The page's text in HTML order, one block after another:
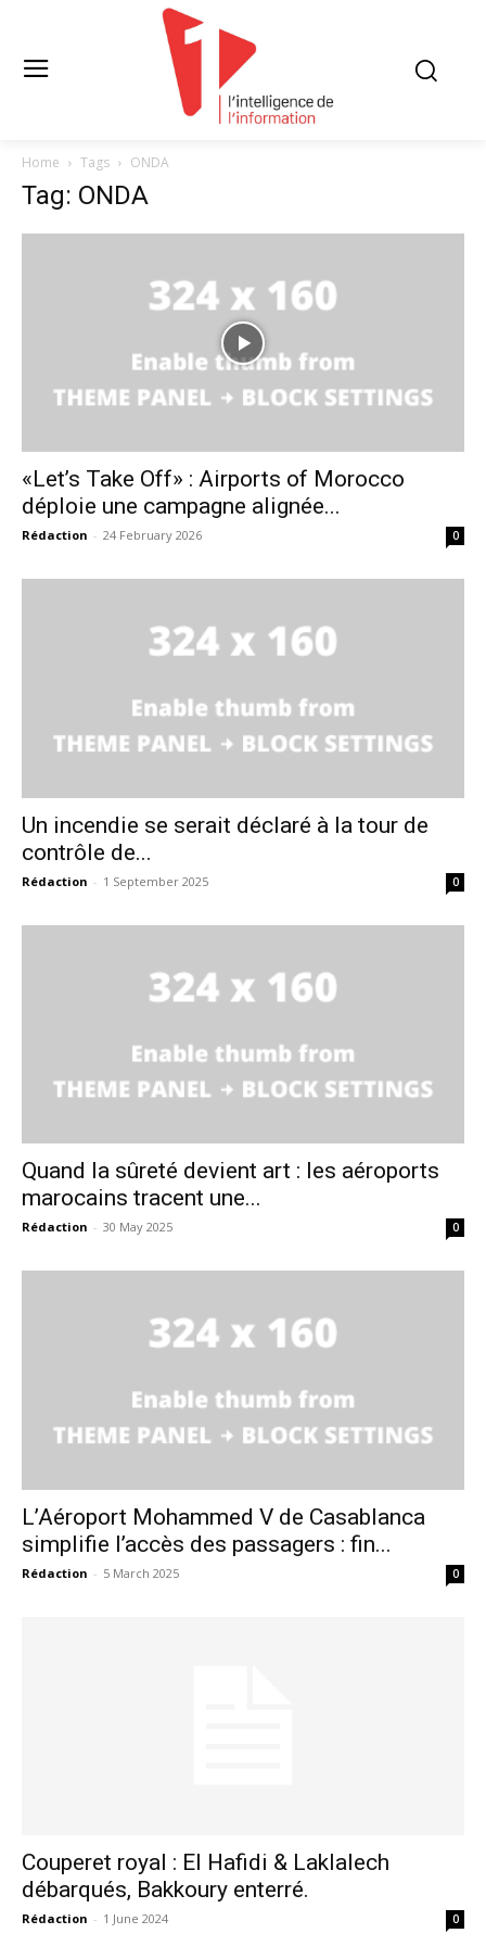
le1.ma
l'intelligence de
Home Tags ONDA
Tag: ONDA
«Let’s Take Off» : Airports of Morocco
déploie une campagne alignée...
Rédaction - 24 February 2026 0
Un incendie se serait déclaré à la tour de
contrôle de...
Rédaction - 1 September 2025 0
Quand la sûreté devient art : les aéroports
marocains tracent une...
Rédaction - 30 May 2025 0
L’Aéroport Mohammed V de Casablanca
simplifie l’accès des passagers : fin...
Rédaction - 5 March 2025 0
Couperet royal : El Hafidi & Laklalech
débarqués, Bakkoury enterré.
Rédaction - 1 June 2024 0